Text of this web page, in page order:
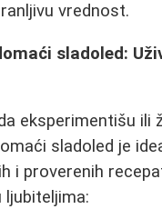
vrednost.
sladoled:
eksperimentišu ili
sladoled je
i proverenih